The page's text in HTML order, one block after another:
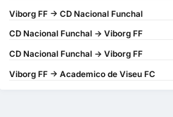
Viborg FF -> CD Nacional Funchal
CD Nacional Funchal -> Viborg FF
CD Nacional Funchal -> Viborg FF
Viborg FF -> Academico de Viseu FC